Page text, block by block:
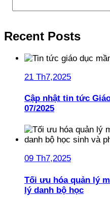
Recent Posts
21 Th7,2025
Cập nhật tin tức
07/2025
09 Th7,2025
Tối ưu hóa quản lý
lý danh bộ học